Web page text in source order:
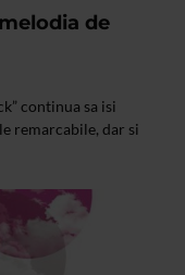
de
continua sa isi
remarcabile, dar si